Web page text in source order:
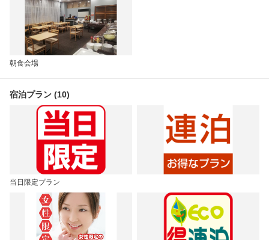
朝食会場
宿泊プラン (10)
当日限定プラン